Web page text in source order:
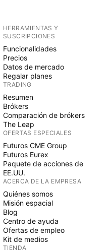
HERRAMIENTAS Y
SUSCRIPCIONES
Funcionalidades
Precios
Datos de mercado
Regalar planes
TRADING
Resumen
Brókers
Comparación de brókers
The Leap
OFERTAS ESPECIALES
Futuros CME Group
Futuros Eurex
Paquete de acciones de
EE.UU.
ACERCA DE LA EMPRESA
Quiénes somos
Misión espacial
Blog
Centro de ayuda
Ofertas de empleo
Kit de medios
TIENDA